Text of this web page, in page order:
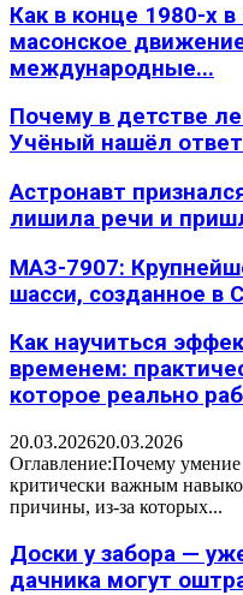
Как в конце 1980-х
масонское
международные...
Почему в детстве
Учёный нашёл
Астронавт
лишила речи и
МАЗ-7907:
шасси, созданное в
Как научиться
временем:
которое реально
20.03.202620.03.2026
Оглавление:Почему умение
критически важным
причины, из-за которых...
Доски у забора —
дачника могут